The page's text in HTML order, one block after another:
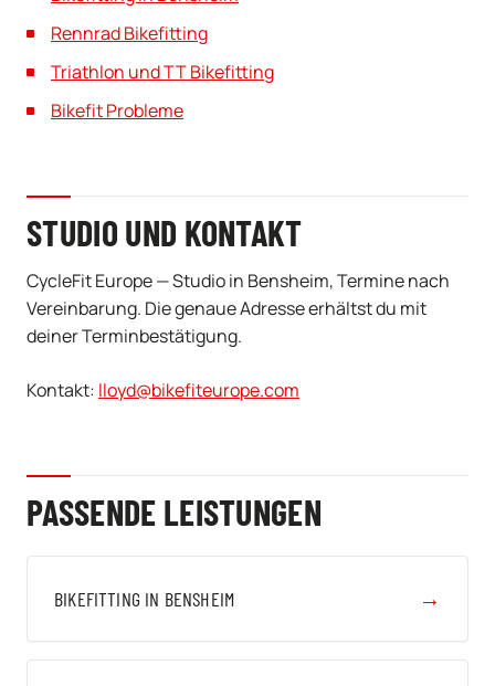
Rennrad Bikefitting
Triathlon und TT Bikefitting
Bikefit Probleme
STUDIO UND KONTAKT
CycleFit Europe — Studio in Bensheim, Termine nach
Vereinbarung. Die genaue Adresse erhältst du mit
deiner Terminbestätigung.
Kontakt: lloyd@bikefiteurope.com
PASSENDE LEISTUNGEN
BIKEFITTING IN BENSHEIM →